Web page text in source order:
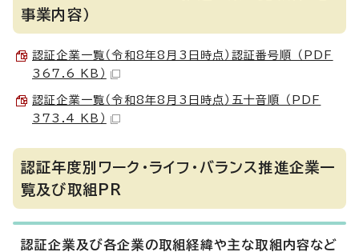
事業内容）
認証企業一覧（令和8年8月3日時点）認証番号順 （PDF
367.6 KB）
認証企業一覧（令和8年8月3日時点）五十音順 （PDF
373.4 KB）
認証年度別ワーク・ライフ・バランス推進企業一
覧及び取組PR
認証企業及び各企業の取組経緯や主な取組内容など